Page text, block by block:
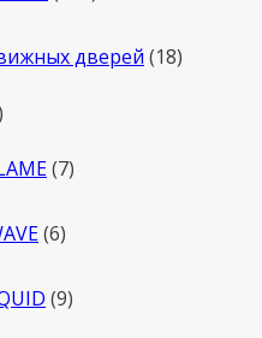
дверей 1818
77
66
99